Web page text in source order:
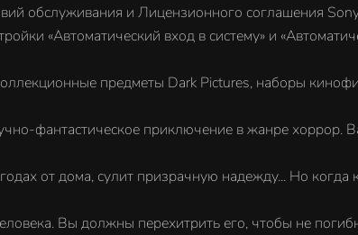
обслуживания и Лицензионного соглашения
«Автоматический вход в систему» и
предметы Dark Pictures, наборы
фантастическое приключение в жанре хоррор.
от дома, сулит призрачную надежду... Но
Вы должны перехитрить его, чтобы не